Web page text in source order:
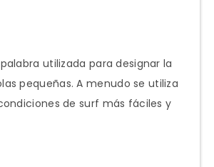
utilizada para designar la
pequeñas. A menudo se utiliza
de surf más fáciles y